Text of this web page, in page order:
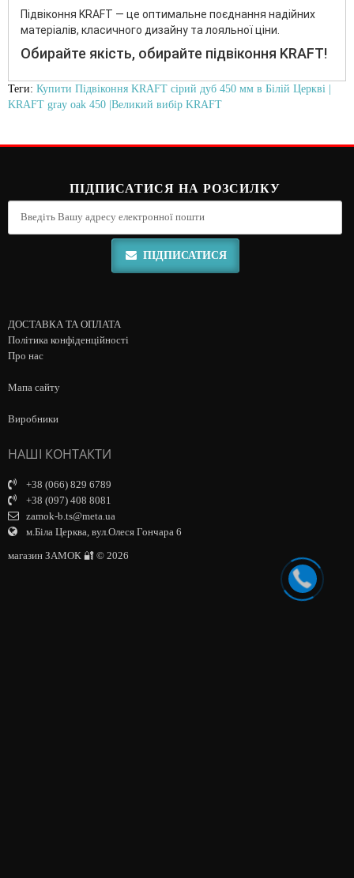
Підвіконня KRAFT — це оптимальне поєднання надійних
матеріалів, класичного дизайну та лояльної ціни.
Обирайте якість, обирайте підвіконня KRAFT!
Теги: Купити Підвіконня KRAFT сірий дуб 450 мм в Білій Церкві |
KRAFT gray oak 450 |Великий вибір KRAFT
ПІДПИСАТИСЯ НА РОЗСИЛКУ
ПІДПИСАТИСЯ
ДОСТАВКА ТА ОПЛАТА
Політика конфіденційності
Про нас
Мапа сайту
Виробники
НАШІ КОНТАКТИ
+38 (066) 829 6789
+38 (097) 408 8081
zamok-b.ts@meta.ua
м.Біла Церква, вул.Олеся Гончара 6
магазин ЗАМОК 🔐 © 2026